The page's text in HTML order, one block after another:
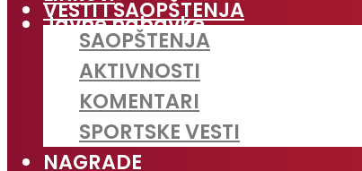
Javne nabavke
VESTI I SAOPŠTENJA
SAOPŠTENJA
AKTIVNOSTI
KOMENTARI
SPORTSKE VESTI
NAGRADE